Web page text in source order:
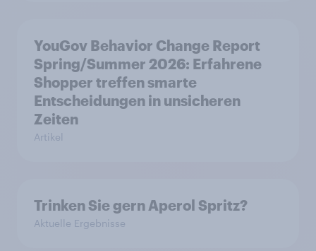
YouGov Behavior Change Report
Spring/Summer 2026: Erfahrene
Shopper treffen smarte
Entscheidungen in unsicheren
Zeiten
Artikel
Trinken Sie gern Aperol Spritz?
Aktuelle Ergebnisse